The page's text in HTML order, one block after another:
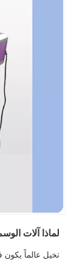
لماذا آلات
تخيل عالماً يكون